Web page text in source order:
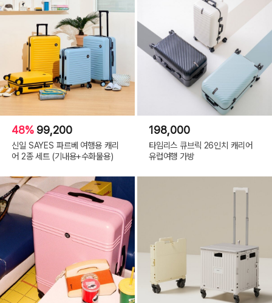
48% 99,200
신일 SAYES 파르베 여행용 캐리
어 2종 세트 (기내용+수화물용)
198,000
타임리스 큐브릭 26인치 캐리어
유럽여행 가방